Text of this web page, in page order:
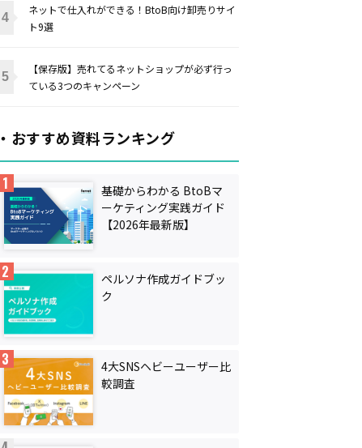
ネットで仕入れができる！BtoB向け卸売りサイ
ト9選
【保存版】売れてるネットショップが必ず行っ
ている3つのキャンペーン
・おすすめ資料ランキング
基礎からわかる BtoBマ
ーケティング実践ガイド
【2026年最新版】
ペルソナ作成ガイドブッ
ク
4大SNSヘビーユーザー比
較調査